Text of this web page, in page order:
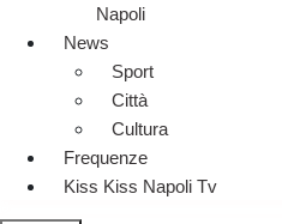
Napoli
News
Sport
Città
Cultura
Frequenze
Kiss Kiss Napoli Tv